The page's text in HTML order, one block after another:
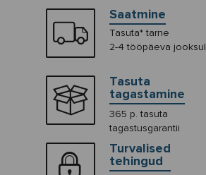
Saatmine
Tasuta* tarne
2-4 tööpäeva jooksul.
Tasuta
tagastamine
365 p. tasuta
tagastusgarantii
Turvalised
tehingud